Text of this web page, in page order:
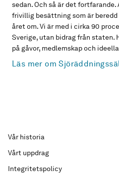
sedan. Och så är det
frivillig besättning som är
året om. Vi är med i cirka 90
Sverige, utan bidrag från staten.
på gåvor, medlemskap och
Läs mer om
Vår historia
Vårt uppdrag
Integritetspolicy